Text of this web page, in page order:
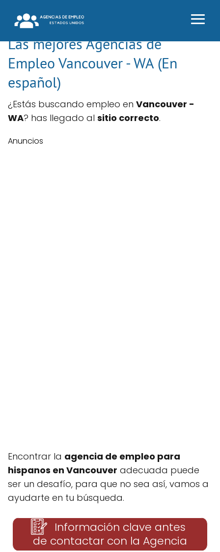
Las mejores Agencias de
Empleo Vancouver - WA (En
español)
¿Estás buscando empleo en Vancouver -
WA? has llegado al sitio correcto.
Anuncios
Encontrar la agencia de empleo para
hispanos en Vancouver adecuada puede
ser un desafío, para que no sea así, vamos a
ayudarte en tu búsqueda.
Información clave antes
de contactar con la Agencia